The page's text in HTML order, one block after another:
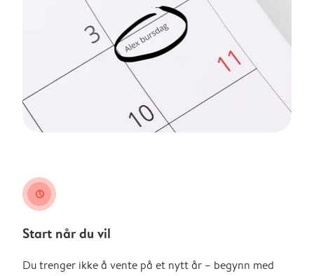
clock
Start når du vil
Du trenger ikke å vente på et nytt år – begynn med